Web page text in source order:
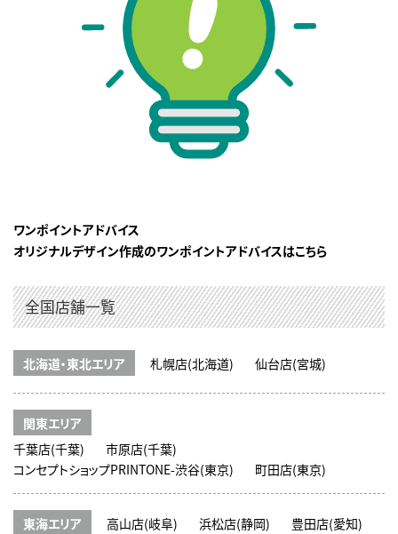
ワンポイントアドバイス
オリジナルデザイン作成のワンポイントアドバイスはこちら
全国店舗一覧
北海道・東北エリア 札幌店(北海道) 仙台店(宮城)
関東エリア
千葉店(千葉)
市原店(千葉)
コンセプトショップPRINTONE-渋谷(東京)
町田店(東京)
東海エリア 高山店(岐阜) 浜松店(静岡) 豊田店(愛知)